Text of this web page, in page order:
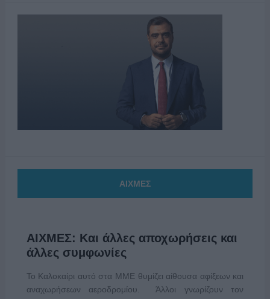
ΑΙΧΜΕΣ
ΑΙΧΜΕΣ: Και άλλες αποχωρήσεις και
άλλες συμφωνίες
Το Καλοκαίρι αυτό στα ΜΜΕ θυμίζει αίθουσα αφίξεων και
αναχωρήσεων αεροδρομίου. Άλλοι γνωρίζουν τον